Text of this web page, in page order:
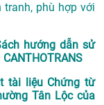
phù hợp với
hướng dẫn sử
tài liệu Chứng từ
Tân Lộc của